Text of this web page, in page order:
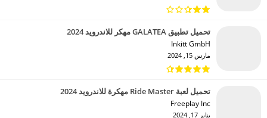
تحميل تطبيق GALATEA مهكر للاندرويد 2024
Inkitt GmbH‏
مارس 15, 2024
تحميل لعبة Ride Master مهكرة للاندرويد 2024
Freeplay Inc‏
يناير 17, 2024